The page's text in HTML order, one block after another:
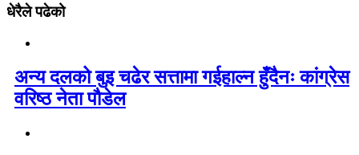
धेरैले पढेको
अन्य दलको बुइ चढेर सत्तामा गईहाल्न हुँदैनः कांग्रेस
वरिष्ठ नेता पौडेल